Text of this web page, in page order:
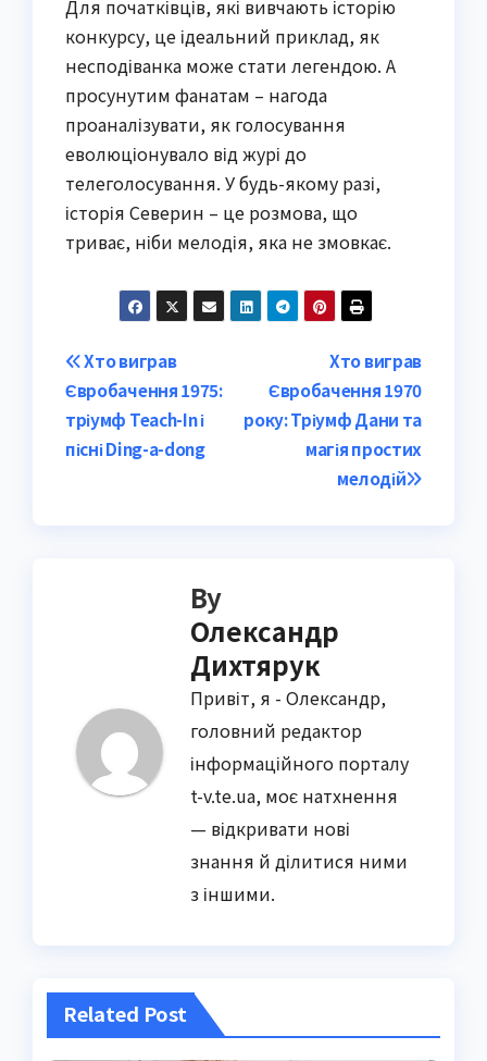
Для початківців, які вивчають історію
конкурсу, це ідеальний приклад, як
несподіванка може стати легендою. А
просунутим фанатам – нагода
проаналізувати, як голосування
еволюціонувало від журі до
телеголосування. У будь-якому разі,
історія Северин – це розмова, що
триває, ніби мелодія, яка не змовкає.
Post
navigation
Хто виграв
Євробачення 1970
року: Тріумф Дани та
магія простих
мелодій
Хто виграв
Євробачення 1975:
тріумф Teach-In і
пісні Ding-a-dong
By
Олександр
Дихтярук
Привіт, я - Олександр,
головний редактор
інформаційного порталу
t-v.te.ua, моє натхнення
— відкривати нові
знання й ділитися ними
з іншими.
Related Post